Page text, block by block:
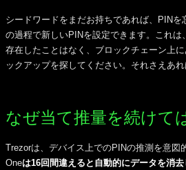
シードワードをまだお持ちであれば、PINを
の過程で新しいPINを設定できます。これ
存在したことはなく、ブロックチェーン上
ックアップを探してください。それさえあ
なぜ当て推量を続けて
Trezorは、デバイス上でのPINの推測を意図
Oneは16回間違えると自動的にデータを消